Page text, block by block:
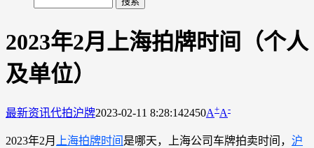
2023年2月上海拍牌时间（个人
及单位）
最新资讯代拍沪牌2023-02-11 8:28:142450A+A-
2023年2月 上海拍牌时间 是哪天，上海公司车牌拍卖时间， 沪